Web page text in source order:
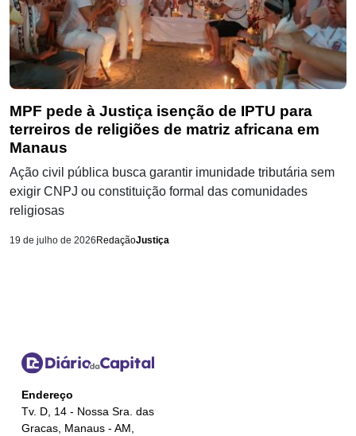
MPF pede à Justiça isenção de IPTU para
terreiros de religiões de matriz africana em
Manaus
Ação civil pública busca garantir imunidade tributária sem
exigir CNPJ ou constituição formal das comunidades
religiosas
19 de julho de 2026 RedaçãoJustiça
Endereço
Tv. D, 14 - Nossa Sra. das
Gracas, Manaus - AM,